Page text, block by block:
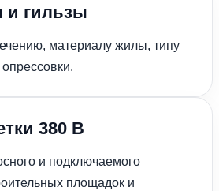
и гильзы
материалу жилы, типу
380 В
и подключаемого
площадок и